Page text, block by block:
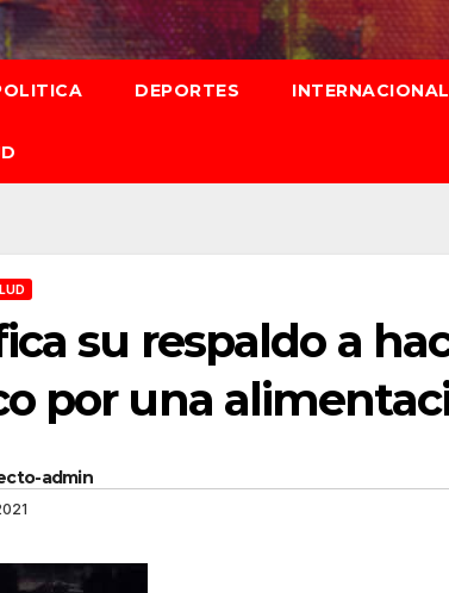
DEPORTES INTERNACIONAL
su respaldo a
por una
admin